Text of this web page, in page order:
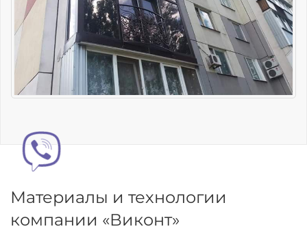
Материалы и технологии
компании «Виконт»